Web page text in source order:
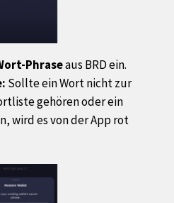
Phraseaus BRD ein.
Sollte ein Wort nicht zur
gehören oder ein
wird es von der App rot